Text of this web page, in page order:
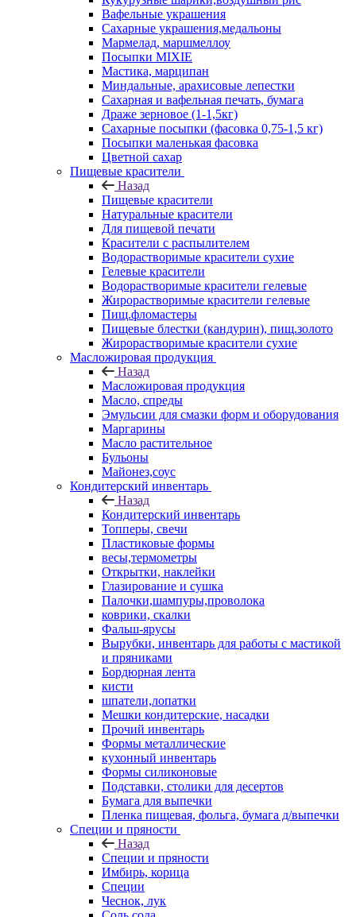
Вафельные украшения
Сахарные украшения,медальоны
Мармелад, маршмеллоу
Посыпки MIXIE
Мастика, марципан
Миндальные, арахисовые лепестки
Сахарная и вафельная печать, бумага
Драже зерновое (1-1,5кг)
Сахарные посыпки (фасовка 0,75-1,5 кг)
Посыпки маленькая фасовка
Цветной сахар
Пищевые красители
Назад
Пищевые красители
Натуральные красители
Для пищевой печати
Красители с распылителем
Водорастворимые красители сухие
Гелевые красители
Водорастворимые красители гелевые
Жирорастворимые красители гелевые
Пищ.фломастеры
Пищевые блестки (кандурин), пищ.золото
Жирорастворимые красители сухие
Масложировая продукция
Назад
Масложировая продукция
Масло, спреды
Эмульсии для смазки форм и оборудования
Маргарины
Масло растительное
Бульоны
Майонез,соус
Кондитерский инвентарь
Назад
Кондитерский инвентарь
Топперы, свечи
Пластиковые формы
весы,термометры
Открытки, наклейки
Глазирование и сушка
Палочки,шампуры,проволока
коврики, скалки
Фальш-ярусы
Вырубки, инвентарь для работы с мастикой
и пряниками
Бордюрная лента
кисти
шпатели,лопатки
Мешки кондитерские, насадки
Прочий инвентарь
Формы металлические
кухонный инвентарь
Формы силиконовые
Подставки, столики для десертов
Бумага для выпечки
Пленка пищевая, фольга, бумага д/выпечки
Специи и пряности
Назад
Специи и пряности
Имбирь, корица
Специи
Чеснок, лук